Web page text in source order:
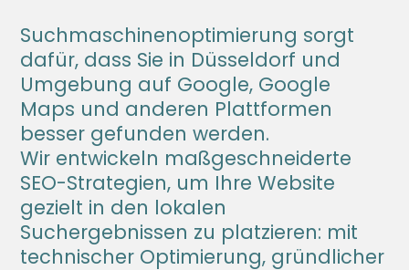
Suchmaschinenoptimierung sorgt
dafür, dass Sie in Düsseldorf und
Umgebung auf Google, Google
Maps und anderen Plattformen
besser gefunden werden.
Wir entwickeln maßgeschneiderte
SEO-Strategien, um Ihre Website
gezielt in den lokalen
Suchergebnissen zu platzieren: mit
technischer Optimierung, gründlicher